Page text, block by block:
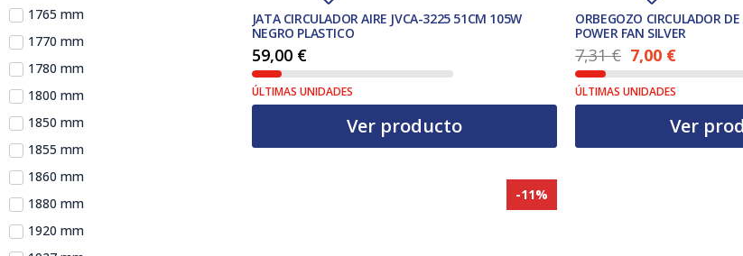
1765 mm
1770 mm
1780 mm
1800 mm
1850 mm
1855 mm
1860 mm
1880 mm
1920 mm
JATA CIRCULADOR AIRE JVCA-3225 51CM 105W
NEGRO PLASTICO
59,00 €
ÚLTIMAS UNIDADES
Ver producto
ORBEGOZO CIRCULADOR
POWER FAN SILVER
7,31€
El precio original era: 7,31 €.
7,00 €
El precio actual es: 7,00 €.
ÚLTIMAS UNIDADES
Ver
-11%